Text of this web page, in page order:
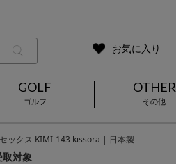
を除く）
お気に入り
GOLF
ゴルフ
OTHER
その他
ックス KIMI-143 kissora | 日本製
取対象